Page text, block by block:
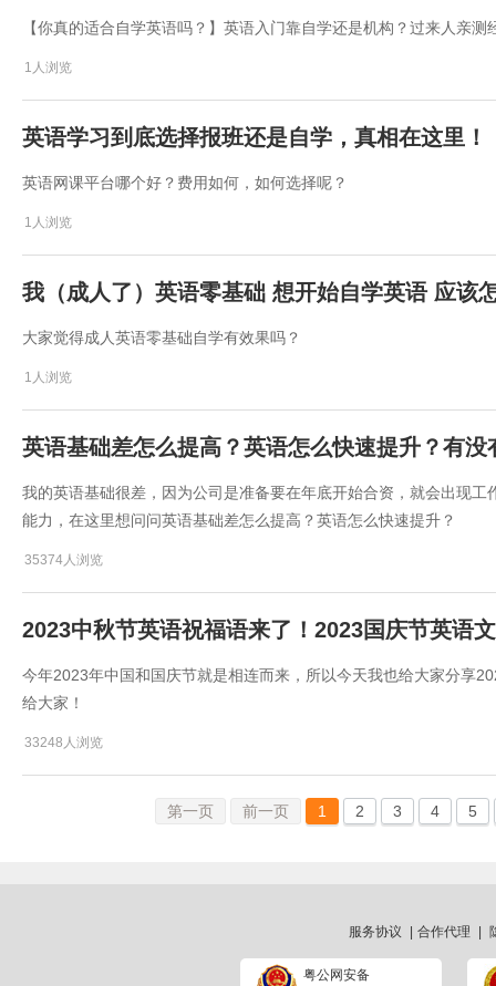
【你真的适合自学英语吗？】英语入门靠自学还是机构？过来人亲测
1人浏览
英语学习到底选择报班还是自学，真相在这里！
英语网课平台哪个好？费用如何，如何选择呢？
1人浏览
我（成人了）英语零基础 想开始自学英语 应该
大家觉得成人英语零基础自学有效果吗？
1人浏览
英语基础差怎么提高？英语怎么快速提升？有没
我的英语基础很差，因为公司是准备要在年底开始合资，就会出现
能力，在这里想问问​​英语基础差怎么提高？英语怎么快速提升？
35374人浏览
2023中秋节英语祝福语来了！2023国庆节英语
今年2023年中国和国庆节就是相连而来，所以今天我也给大家分享
给大家！
33248人浏览
第一页 前一页 1 2 3 4 5
服务协议 合作代理
粤公网安备